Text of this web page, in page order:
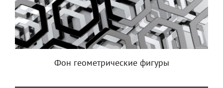
Фон геометрические фигуры